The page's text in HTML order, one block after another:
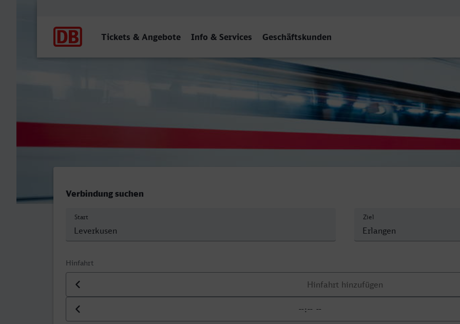
Tickets & Angebote Info & Services Geschäftskunden
Leverkusen Mitte - Erlangen
Verbindung suchen
Start Ziel
Hinfahrt
Datum der Hinfahrt
Uhrzeit der Hinfahrt